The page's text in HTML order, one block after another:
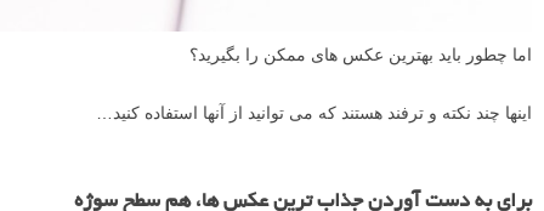
اما چطور باید بهترین عکس های ممکن را بگیرید؟
اینها چند نکته و ترفند هستند که می توانید از آنها استفاده کنید…
برای به دست آوردن جذاب ترین عکس ها، هم سطح سوژه